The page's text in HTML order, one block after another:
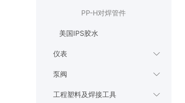
PP-H对焊管件
美国IPS胶水
仪表 
泵阀 
工程塑料及焊接工具 